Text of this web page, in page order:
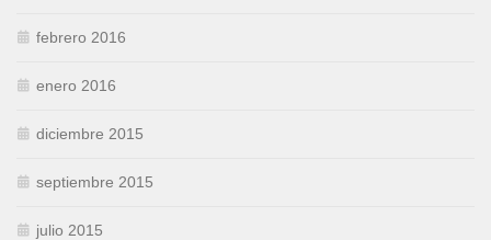
febrero 2016
enero 2016
diciembre 2015
septiembre 2015
julio 2015